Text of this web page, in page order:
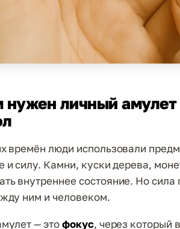
нужен личный амулет
времён люди использовали
и силу. Камни, куски дерева,
внутреннее состояние. Но сила
ним и человеком.
— этофокус, через который